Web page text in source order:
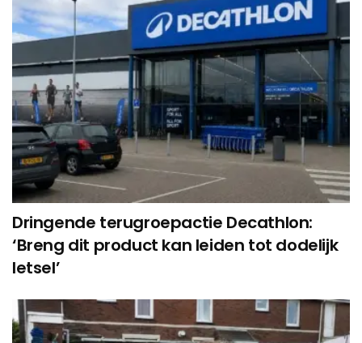
Dringende terugroepactie Decathlon:
‘Breng dit product kan leiden tot dodelijk
letsel’